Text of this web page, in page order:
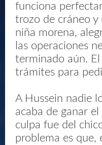
funciona
trozo de cráneo y
niña morena,
las operaciones
terminado aún.
trámites para
A Hussein nadie
acaba de ganar
culpa fue del
problema es que,